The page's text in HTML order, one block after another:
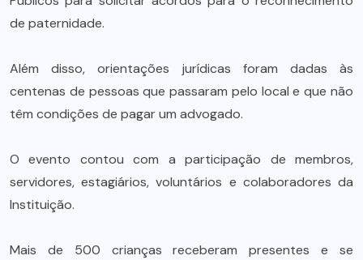
de paternidade.
Além disso, orientações jurídicas foram dadas às
centenas de pessoas que passaram pelo local e que não
têm condições de pagar um advogado.
O evento contou com a participação de membros,
servidores, estagiários, voluntários e colaboradores da
Instituição.
Mais de 500 crianças receberam presentes e se